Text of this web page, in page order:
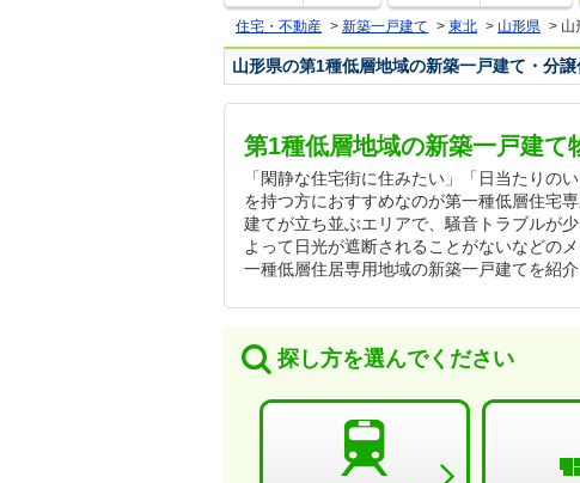
住宅・不動産 > 新築一戸建て > 東北 > 山形県 > 山
山形県の第1種低層地域の新築一戸建て・分
第1種低層地域の新築一戸建て
「閑静な住宅街に住みたい」「日当たりの
を持つ方におすすめなのが第一種低層住宅
建てが立ち並ぶエリアで、騒音トラブルが
よって日光が遮断されることがないなどの
一種低層住居専用地域の新築一戸建てを紹介
探し方を選んでください